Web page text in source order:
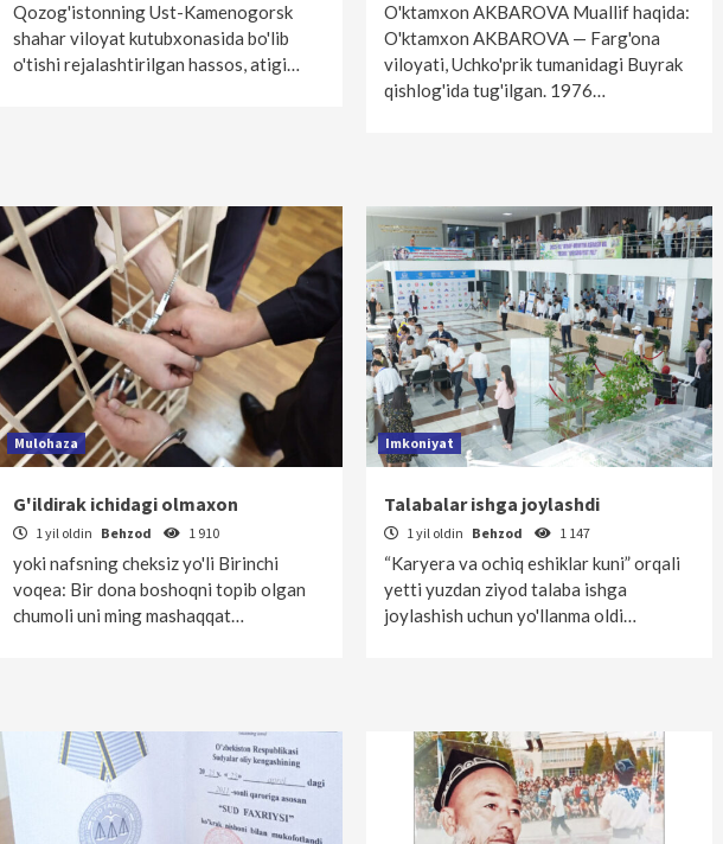
Qozog'istonning Ust-Kamenogorsk
shahar viloyat kutubxonasida bo'lib
o'tishi rejalashtirilgan hassos, atigi…
O'ktamxon AKBAROVA Muallif haqida:
O'ktamxon AKBAROVA — Farg'ona
viloyati, Uchko'prik tumanidagi Buyrak
qishlog'ida tug'ilgan. 1976…
Mulohaza
G'ildirak ichidagi olmaxon
1 yil oldin Behzod 1 910
yoki nafsning cheksiz yo'li Birinchi
voqea: Bir dona boshoqni topib olgan
chumoli uni ming mashaqqat…
Imkoniyat
Talabalar ishga joylashdi
1 yil oldin Behzod 1 147
“Karyera va ochiq eshiklar kuni” orqali
yetti yuzdan ziyod talaba ishga
joylashish uchun yo'llanma oldi…